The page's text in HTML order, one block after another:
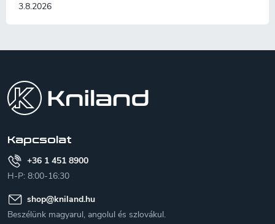
3.8.2026
Kapcsolat
+36 1 451 8900
H-P: 8:00-16:30
shop@kniland.hu
Beszélünk magyarul, angolul és szlovákul.